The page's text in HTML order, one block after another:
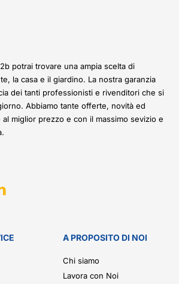
potrai trovare una ampia scelta di
la casa e il giardino. La nostra garanzia
dei tanti professionisti e rivenditori che si
Abbiamo tante offerte, novità ed
miglior prezzo e con il massimo sevizio e
A PROPOSITO DI NOI
Chi siamo
Lavora con Noi